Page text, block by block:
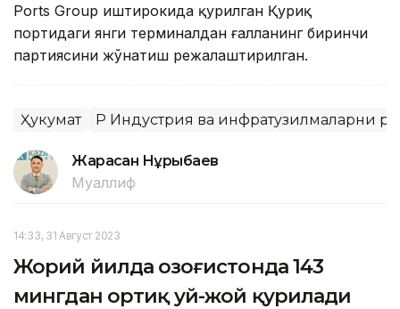
Ports Group иштирокида қурилган Қуриқ
портидаги янги терминалдан ғалланинг биринчи
партиясини жўнатиш режалаштирилган.
Ҳукумат ҚР Индустрия ва инфратузилмаларни
Жарасқан Нұрыбаев
Муаллиф
14:33, 31 Август 2023
Жорий йилда Қозоғистонда 143
мингдан ортиқ уй-жой қурилади